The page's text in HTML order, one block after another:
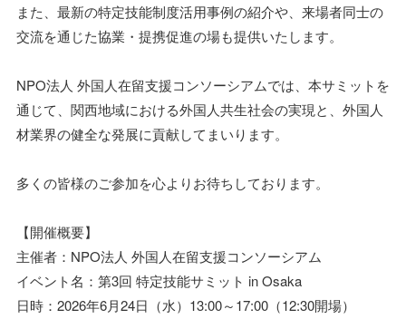
また、最新の特定技能制度活用事例の紹介や、来場者同士の
交流を通じた協業・提携促進の場も提供いたします。
NPO法人 外国人在留支援コンソーシアムでは、本サミットを
通じて、関西地域における外国人共生社会の実現と、外国人
材業界の健全な発展に貢献してまいります。
多くの皆様のご参加を心よりお待ちしております。
【開催概要】
主催者：NPO法人 外国人在留支援コンソーシアム
イベント名：第3回 特定技能サミット in Osaka
日時：2026年6月24日（水）13:00～17:00（12:30開場）